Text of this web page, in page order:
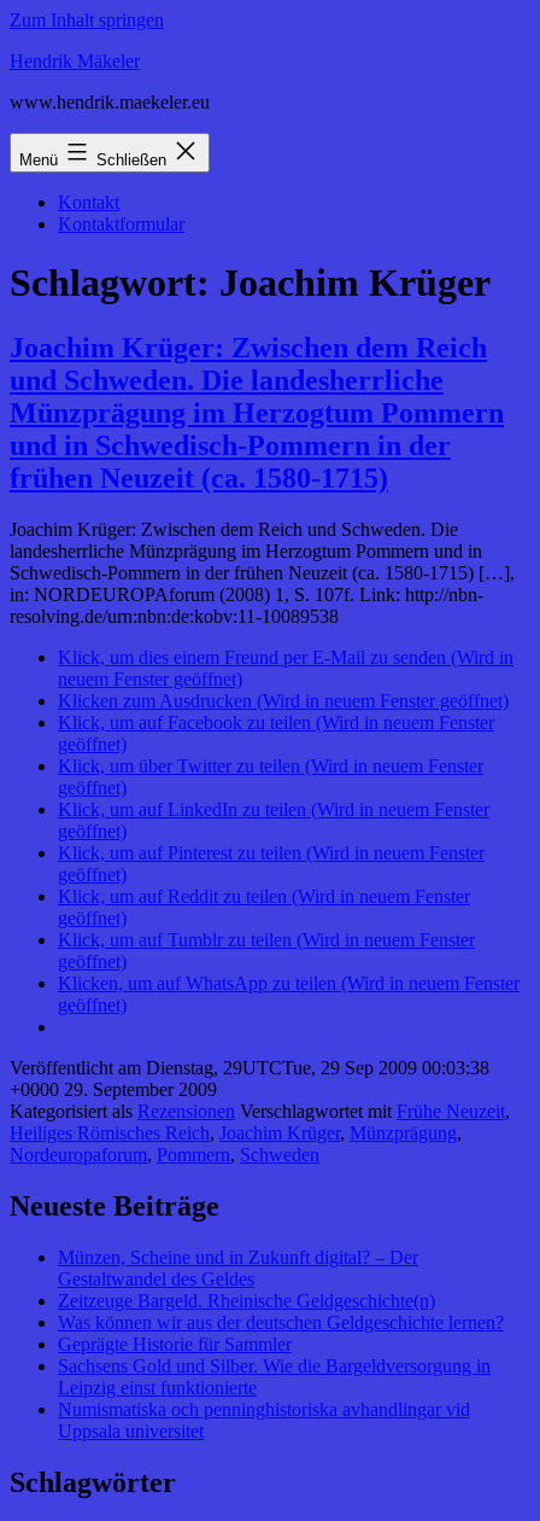
Zum Inhalt springen
Hendrik Mäkeler
www.hendrik.maekeler.eu
Menü Schließen
Kontakt
Kontaktformular
Schlagwort: Joachim Krüger
Joachim Krüger: Zwischen dem Reich
und Schweden. Die landesherrliche
Münzprägung im Herzogtum Pommern
und in Schwedisch-Pommern in der
frühen Neuzeit (ca. 1580-1715)
Joachim Krüger: Zwischen dem Reich und Schweden. Die
landesherrliche Münzprägung im Herzogtum Pommern und in
Schwedisch-Pommern in der frühen Neuzeit (ca. 1580-1715) […],
in: NORDEUROPAforum (2008) 1, S. 107f. Link: http://nbn-
resolving.de/urn:nbn:de:kobv:11-10089538
Klick, um dies einem Freund per E-Mail zu senden (Wird in
neuem Fenster geöffnet)
Klicken zum Ausdrucken (Wird in neuem Fenster geöffnet)
Klick, um auf Facebook zu teilen (Wird in neuem Fenster
geöffnet)
Klick, um über Twitter zu teilen (Wird in neuem Fenster
geöffnet)
Klick, um auf LinkedIn zu teilen (Wird in neuem Fenster
geöffnet)
Klick, um auf Pinterest zu teilen (Wird in neuem Fenster
geöffnet)
Klick, um auf Reddit zu teilen (Wird in neuem Fenster
geöffnet)
Klick, um auf Tumblr zu teilen (Wird in neuem Fenster
geöffnet)
Klicken, um auf WhatsApp zu teilen (Wird in neuem Fenster
geöffnet)
Veröffentlicht am Dienstag, 29UTCTue, 29 Sep 2009 00:03:38
+0000 29. September 2009
Kategorisiert als Rezensionen Verschlagwortet mit Frühe Neuzeit,
Heiliges Römisches Reich, Joachim Krüger, Münzprägung,
Nordeuropaforum, Pommern, Schweden
Neueste Beiträge
Münzen, Scheine und in Zukunft digital? – Der
Gestaltwandel des Geldes
Zeitzeuge Bargeld. Rheinische Geldgeschichte(n)
Was können wir aus der deutschen Geldgeschichte lernen?
Geprägte Historie für Sammler
Sachsens Gold und Silber. Wie die Bargeldversorgung in
Leipzig einst funktionierte
Numismatiska och penninghistoriska avhandlingar vid
Uppsala universitet
Schlagwörter